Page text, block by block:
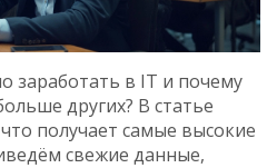
заработать в IT и почему
других? В статье
получает самые высокие
свежие данные,